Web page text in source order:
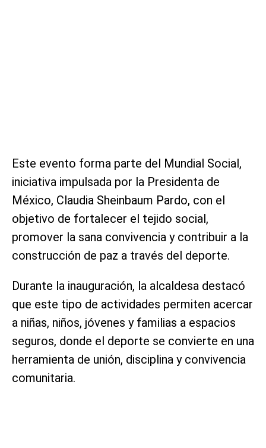
Este evento forma parte del Mundial Social,
iniciativa impulsada por la Presidenta de
México, Claudia Sheinbaum Pardo, con el
objetivo de fortalecer el tejido social,
promover la sana convivencia y contribuir a la
construcción de paz a través del deporte.
Durante la inauguración, la alcaldesa destacó
que este tipo de actividades permiten acercar
a niñas, niños, jóvenes y familias a espacios
seguros, donde el deporte se convierte en una
herramienta de unión, disciplina y convivencia
comunitaria.